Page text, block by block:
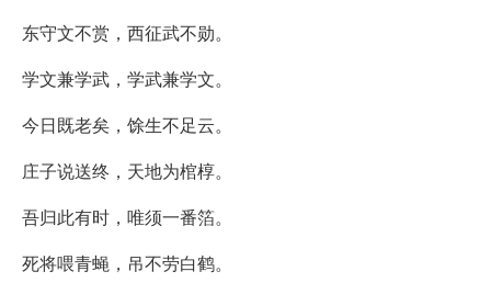
东守文不赏，西征武不勋。
学文兼学武，学武兼学文。
今日既老矣，馀生不足云。
庄子说送终，天地为棺椁。
吾归此有时，唯须一番箔。
死将喂青蝇，吊不劳白鹤。